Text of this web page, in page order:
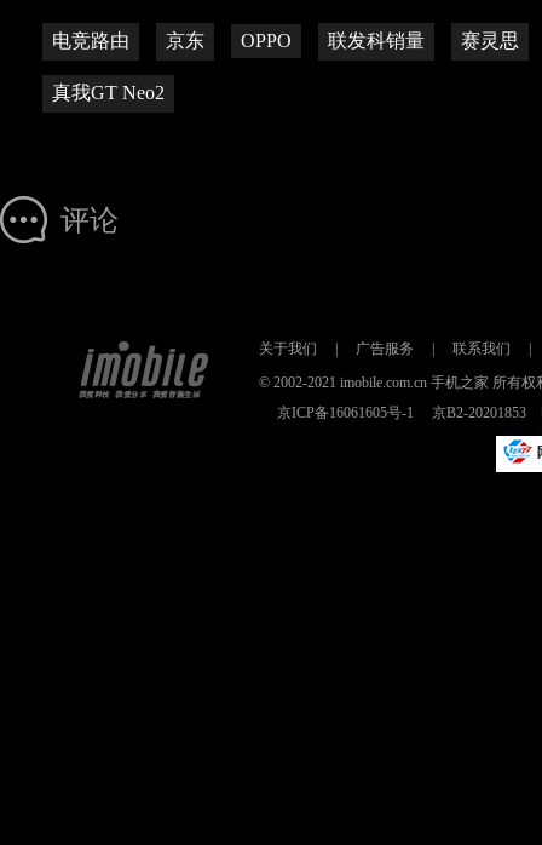
电竞路由 京东 OPPO 联发科销量 赛灵思
真我GT Neo2
评论
关于我们 广告服务 联系我们
© 2002-2021 imobile.com.cn 手机之家 所有
京ICP备16061605号-1
京B2-20201853